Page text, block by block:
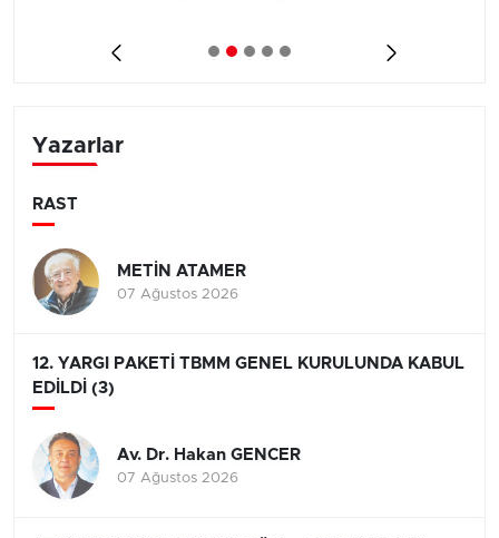
Yazarlar
RAST
METİN ATAMER
07 Ağustos 2026
12. YARGI PAKETİ TBMM GENEL KURULUNDA KABUL
EDİLDİ (3)
Av. Dr. Hakan GENCER
07 Ağustos 2026